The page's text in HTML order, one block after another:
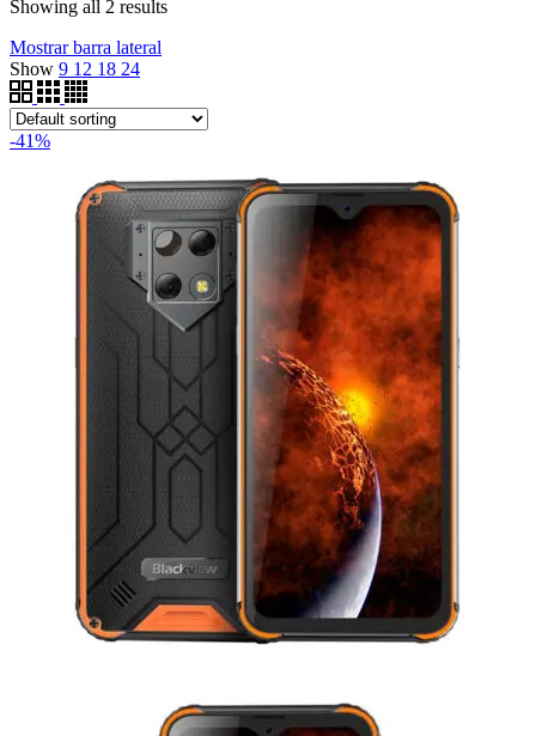
Showing all 2 results
Mostrar barra lateral
Show 9 12 18 24
-41%